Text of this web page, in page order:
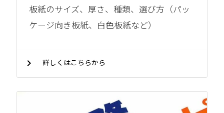
板紙のサイズ、厚さ、種類、選び方（パッ
ケージ向き板紙、白色板紙など）
詳しくはこちらから
chevron_right